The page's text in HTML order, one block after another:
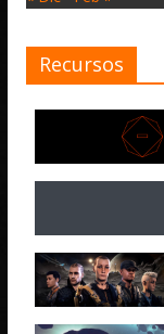
Recursos